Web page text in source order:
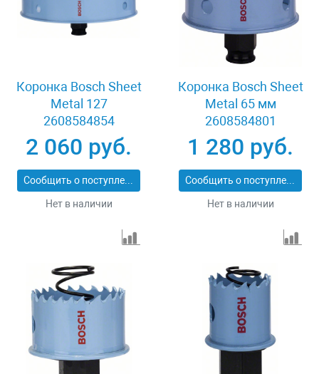
Коронка Bosch Sheet
Metal 127
2608584854
2 060 руб.
Сообщить о поступлении
Нет в наличии
Коронка Bosch Sheet
Metal 65 мм
2608584801
1 280 руб.
Сообщить о поступлении
Нет в наличии